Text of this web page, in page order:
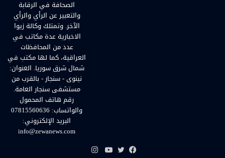
الصحافة في الرقابة
والتعبير عن الرأي والرأي
الآخر. وتمتلك وكالة زيوا
الاخبارية عدة مكاتب في
عدد من المحافظات
العراقية، كما لها مكتب في
شمال شرق سوريا. العنوان:
نينوى - سنجار - بالقرب من
مستشفى سنجار العامة.
رقم هاتف المحمول
والواتساب: 07815560636
البريد الإلكتروني:
info@zewanews.com